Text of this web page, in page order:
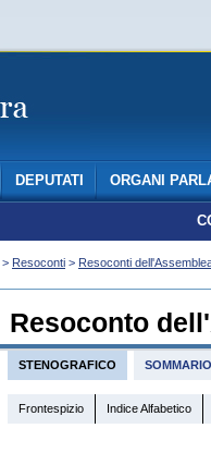
DEPUTATI ORGANI
> Resoconti > Resoconti
Resoconto
STENOGRAFICO SOMMARIO
Frontespizio Indice Alfabetico